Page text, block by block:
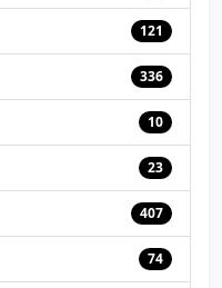
121
336
10
23
407
74